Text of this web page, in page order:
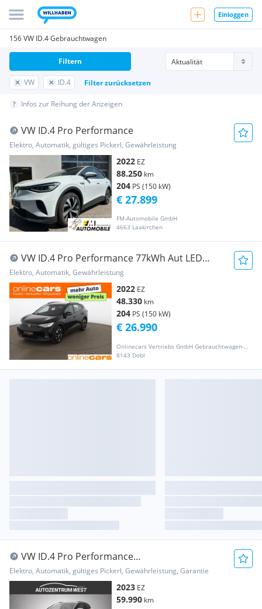
Einloggen
156 VW ID.4 Gebrauchtwagen
VW ID.4 Filter zurücksetzen
Filtern
Infos zur Reihung der Anzeigen
VW ID.4 Pro Performance
Elektro, Automatik, gültiges Pickerl, Gewährleistung
2022 EZ
88.250 km
204 PS (150 kW)
FM-Automobile GmbH
4663 Laakirchen
€ 27.899
VW ID.4 Pro Performance 77kWh Aut LED
RADAR NAVI PD
Elektro, Automatik, Gewährleistung
2022 EZ
48.330 km
204 PS (150 kW)
Onlinecars Vertriebs GmbH Gebrauchtwagen-Outlet  Werkstätte  Spenglerei  Lackiererei
8143 Dobl
€ 26.990
VW ID.4 Pro Performance
82kWh...AHK/LED/NAVI
Elektro, Automatik, gültiges Pickerl, Gewährleistung, Garantie
2023 EZ
59.990 km